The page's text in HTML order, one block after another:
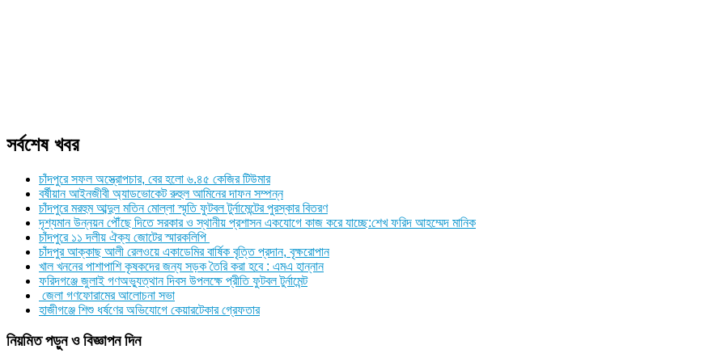
সর্বশেষ খবর
চাঁদপুরে সফল অস্ত্রোপচার, বের হলো ৬.৪৫ কেজির টিউমার
বর্ষীয়ান আইনজীবী অ্যাডভোকেট রুহুল আমিনের দাফন সম্পন্ন
চাঁদপুরে মরহুম আব্দুল মতিন মোল্লা স্মৃতি ফুটবল টুর্নামেন্টের পুরস্কার বিতরণ
দৃশ্যমান উন্নয়ন পৌঁছে দিতে সরকার ও স্থানীয় প্রশাসন একযোগে কাজ করে যাচ্ছে:শেখ ফরিদ আহম্মেদ মানিক
চাঁদপুরে ১১ দলীয় ঐক্য জোটের স্মারকলিপি
চাঁদপুর আক্কাছ আলী রেলওয়ে একাডেমির বার্ষিক বৃত্তি প্রদান, বৃক্ষরোপান
খাল খননের পাশাপাশি কৃষকদের জন্য সড়ক তৈরি করা হবে : এমএ হান্নান
ফরিদগঞ্জে জুলাই গণঅভ্যুত্থান দিবস উপলক্ষে প্রীতি ফুটবল টুর্নামেন্ট
জেলা গণফোরামের আলোচনা সভা
হাজীগঞ্জে শিশু ধর্ষণের অভিযোগে কেয়ারটেকার গ্রেফতার
নিয়মিত পড়ুন ও বিজ্ঞাপন দিন